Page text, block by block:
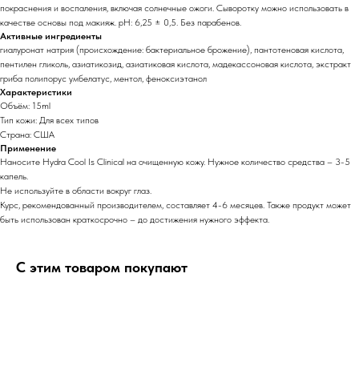
покраснения и воспаления, включая солнечные ожоги. Сыворотку можно использовать в
качестве основы под макияж. pH: 6,25 ± 0,5. Без парабенов.
Активные ингредиенты
гиалуронат натрия (происхождение: бактериальное брожение), пантотеновая кислота,
пентилен гликоль, азиатикозид, азиатиковая кислота, мадекассоновая кислота, экстракт
гриба полипорус умбелатус, ментол, феноксиэтанол
Характеристики
Объём: 15ml
Тип кожи: Для всех типов
Страна: США
Применение
Наносите Hydra Cool Is Clinical на очищенную кожу. Нужное количество средства – 3-5
капель.
Не используйте в области вокруг глаз.
Курс, рекомендованный производителем, составляет 4-6 месяцев. Также продукт может
быть использован краткосрочно – до достижения нужного эффекта.
С этим товаром покупают